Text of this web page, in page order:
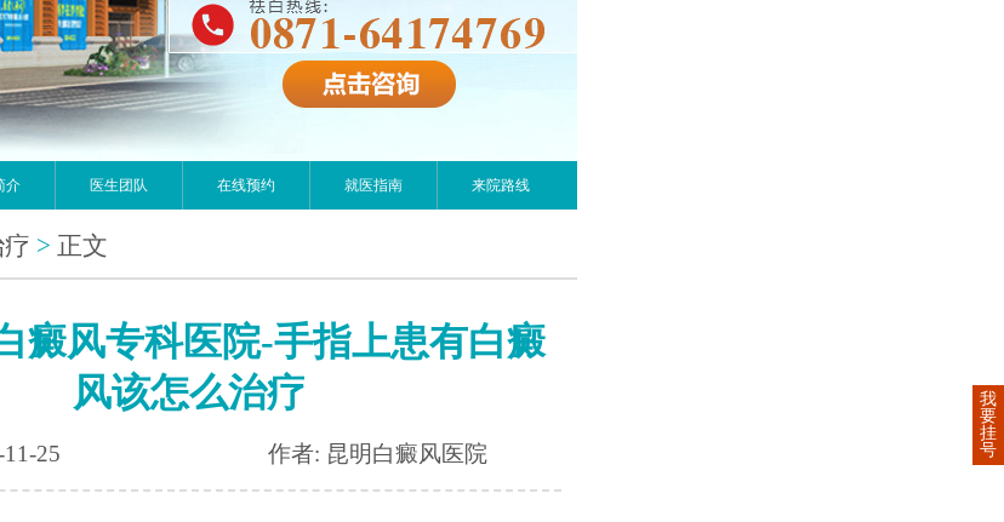
介 医生团队 在线预约 就医指南 来院路线
> 正文
癜风专科医院-手指上患有白癜
风该怎么治疗
25 作者: 昆明白癜风医院
我
要
挂
号